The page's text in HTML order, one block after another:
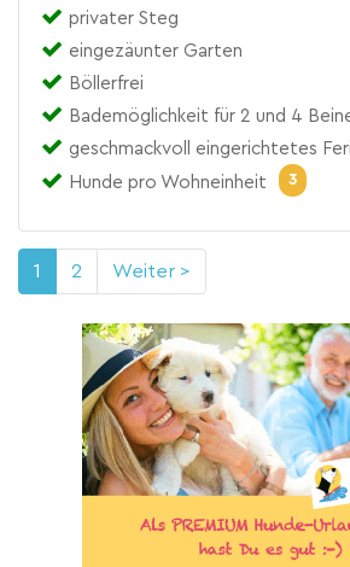
privater Steg
eingezäunter Garten
Böllerfrei
Bademöglichkeit für 2 und 4
geschmackvoll eingerichtetes
Hunde pro Wohneinheit
3
1 2 Weiter >